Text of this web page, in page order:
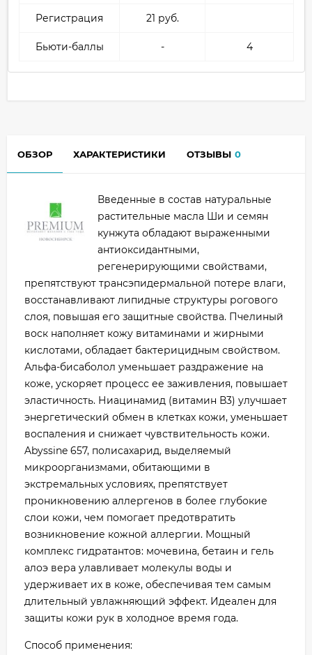
Регистрация 21 руб.
Бьюти-баллы - 4
ОБЗОР ХАРАКТЕРИСТИКИ ОТЗЫВЫ 0
Введенные в состав натуральные
растительные масла Ши и семян
кунжута обладают выраженными
антиоксидантными,
регенерирующими свойствами,
препятствуют трансэпидермальной потере влаги,
восстанавливают липидные структуры рогового
слоя, повышая его защитные свойства. Пчелиный
воск наполняет кожу витаминами и жирными
кислотами, обладает бактерицидным свойством.
Альфа-бисаболол уменьшает раздражение на
коже, ускоряет процесс ее заживления, повышает
эластичность. Ниацинамид (витамин В3) улучшает
энергетический обмен в клетках кожи, уменьшает
воспаления и снижает чувствительность кожи.
Abyssine 657, полисахарид, выделяемый
микроорганизмами, обитающими в
экстремальных условиях, препятствует
проникновению аллергенов в более глубокие
слои кожи, чем помогает предотвратить
возникновение кожной аллергии. Мощный
комплекс гидратантов: мочевина, бетаин и гель
алоэ вера улавливает молекулы воды и
удерживает их в коже, обеспечивая тем самым
длительный увлажняющий эффект. Идеален для
защиты кожи рук в холодное время года.
Способ применения: